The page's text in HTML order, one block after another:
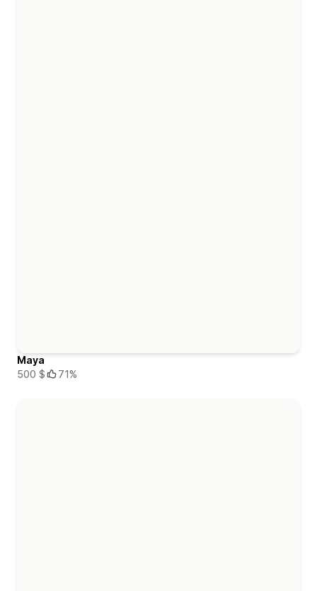
Maya
500 $
71%